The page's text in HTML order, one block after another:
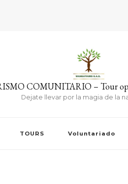
COMUNITARIO – Tour
Dejate llevar por la magia de la
TOURS Voluntariado